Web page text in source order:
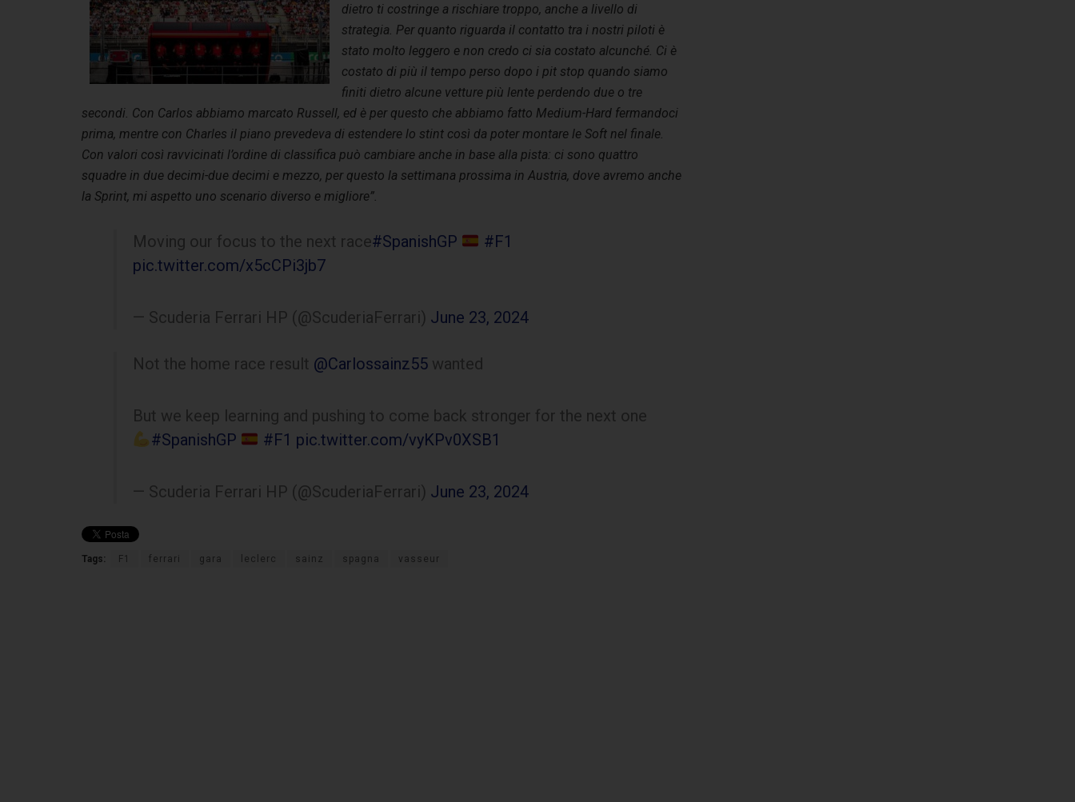
dietro ti costringe a rischiare troppo, anche a livello di
strategia. Per quanto riguarda il contatto tra i nostri piloti è
stato molto leggero e non credo ci sia costato alcunché. Ci è
costato di più il tempo perso dopo i pit stop quando siamo
finiti dietro alcune vetture più lente perdendo due o tre
secondi. Con Carlos abbiamo marcato Russell, ed è per questo che abbiamo fatto Medium-Hard fermandoci
prima, mentre con Charles il piano prevedeva di estendere lo stint così da poter montare le Soft nel finale.
Con valori così ravvicinati l’ordine di classifica può cambiare anche in base alla pista: ci sono quattro
squadre in due decimi-due decimi e mezzo, per questo la settimana prossima in Austria, dove avremo anche
la Sprint, mi aspetto uno scenario diverso e migliore”.
Moving our focus to the next race#SpanishGP
#F1
pic.twitter.com/x5cCPi3jb7
— Scuderia Ferrari HP (@ScuderiaFerrari) June 23, 2024
Not the home race result @Carlossainz55 wanted
But we keep learning and pushing to come back stronger for the next one
#SpanishGP
#F1 pic.twitter.com/vyKPv0XSB1
— Scuderia Ferrari HP (@ScuderiaFerrari) June 23, 2024
Tags: F1 ferrari gara leclerc sainz spagna vasseur